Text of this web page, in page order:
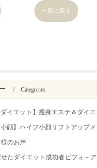
一覧に戻る
Categories
イエット】瘦身エステ＆ダイ
顔】ハイフ小顔リフトアップ
のお声
たダイエット成功者ビフォ－ア